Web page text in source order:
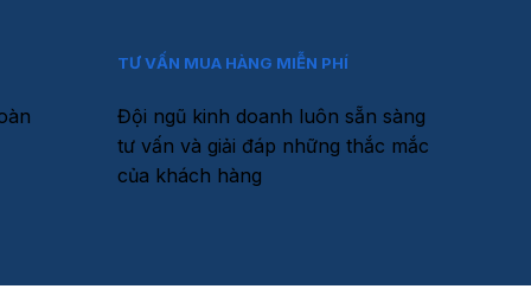
TƯ VẤN MUA HÀNG MIỄN PHÍ
Đội ngũ kinh doanh luôn sẵn sàng
tư vấn và giải đáp những thắc mắc
của khách hàng